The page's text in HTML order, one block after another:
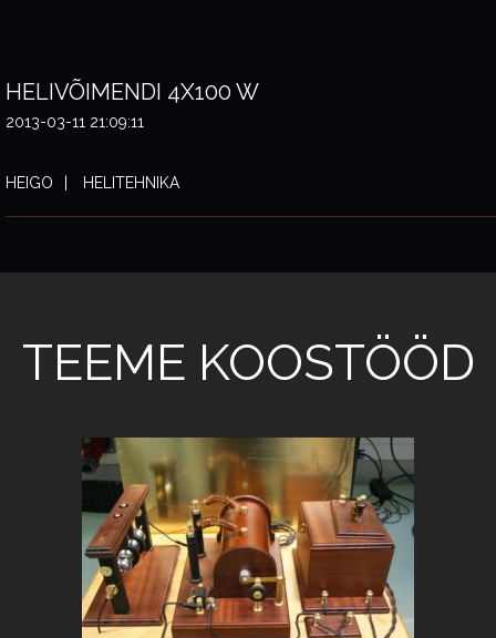
HELIVÕIMENDI 4X100 W
2013-03-11 21:09:11
HEIGO HELITEHNIKA
TEEME KOOSTÖÖD